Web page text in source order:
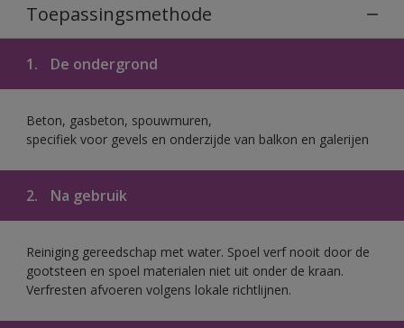
Toepassingsmethode
1. De ondergrond
Beton, gasbeton, spouwmuren,
specifiek voor gevels en onderzijde van balkon en galerijen
2. Na gebruik
Reiniging gereedschap met water. Spoel verf nooit door de
gootsteen en spoel materialen niet uit onder de kraan.
Verfresten afvoeren volgens lokale richtlijnen.